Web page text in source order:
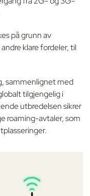
på grunn av
klare fordeler, til
sammenlignet med
tilgjengelig i
utbredelsen sikrer
roaming-avtaler, som